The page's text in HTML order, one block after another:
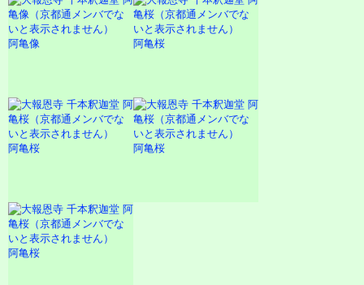
阿亀像 阿亀桜
阿亀桜 阿亀桜
阿亀桜